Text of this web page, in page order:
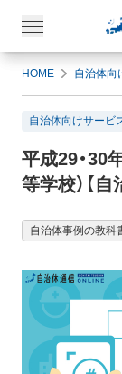
HOME 自治体向
自治体向けサービ
平成29・30
等学校）【
自治体事例の教科